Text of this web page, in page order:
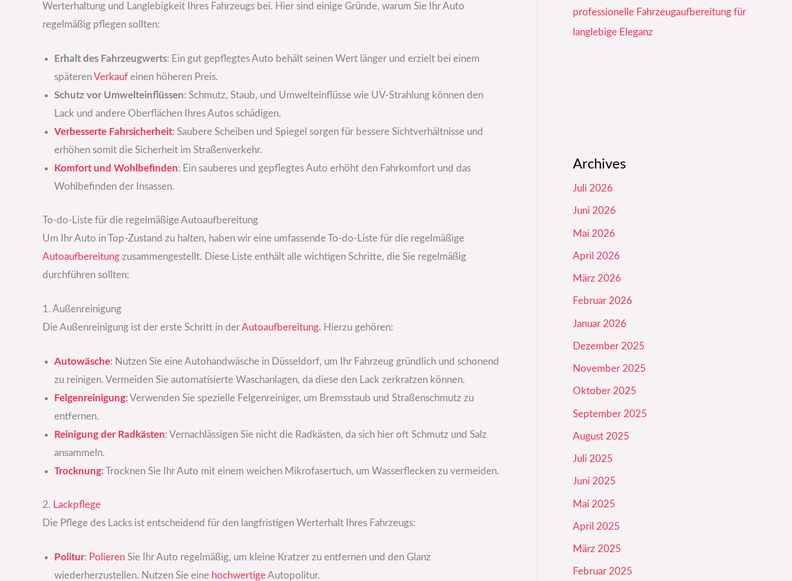
Werterhaltung und Langlebigkeit Ihres Fahrzeugs bei. Hier sind einige Gründe, warum Sie Ihr Auto
regelmäßig pflegen sollten:
Erhalt des Fahrzeugwerts: Ein gut gepflegtes Auto behält seinen Wert länger und erzielt bei einem
späterenVerkauf einen höheren Preis.
Schutz vor Umwelteinflüssen: Schmutz, Staub, und Umwelteinflüsse wie UV-Strahlung können den
Lack und andere Oberflächen Ihres Autos schädigen.
Verbesserte Fahrsicherheit: Saubere Scheiben und Spiegel sorgen für bessere Sichtverhältnisse und
erhöhen somit die Sicherheit im Straßenverkehr.
Komfort und Wohlbefinden: Ein sauberes und gepflegtes Auto erhöht den Fahrkomfort und das
Wohlbefinden der Insassen.
To-do-Liste für die regelmäßige Autoaufbereitung
Um Ihr Auto in Top-Zustand zu halten, haben wir eine umfassende To-do-Liste für die regelmäßige
Autoaufbereitung zusammengestellt. Diese Liste enthält alle wichtigen Schritte, die Sie regelmäßig
durchführen sollten:
1. Außenreinigung
Die Außenreinigung ist der erste Schritt in derAutoaufbereitung. Hierzu gehören:
Autowäsche: Nutzen Sie eine Autohandwäsche in Düsseldorf, um Ihr Fahrzeug gründlich und schonend
zu reinigen. Vermeiden Sie automatisierte Waschanlagen, da diese den Lack zerkratzen können.
Felgenreinigung: Verwenden Sie spezielle Felgenreiniger, um Bremsstaub und Straßenschmutz zu
entfernen.
Reinigung der Radkästen: Vernachlässigen Sie nicht die Radkästen, da sich hier oft Schmutz und Salz
ansammeln.
Trocknung: Trocknen Sie Ihr Auto mit einem weichen Mikrofasertuch, um Wasserflecken zu vermeiden.
2. Lackpflege
Die Pflege des Lacks ist entscheidend für den langfristigen Werterhalt Ihres Fahrzeugs:
Politur: Polieren Sie Ihr Auto regelmäßig, um kleine Kratzer zu entfernen und den Glanz
wiederherzustellen. Nutzen Sie eine hochwertigeAutopolitur.
professionelle Fahrzeugaufbereitung für
langlebige Eleganz
Archives
Juli 2026
Juni 2026
Mai 2026
April 2026
März 2026
Februar 2026
Januar 2026
Dezember 2025
November 2025
Oktober 2025
September 2025
August 2025
Juli 2025
Juni 2025
Mai 2025
April 2025
März 2025
Februar 2025